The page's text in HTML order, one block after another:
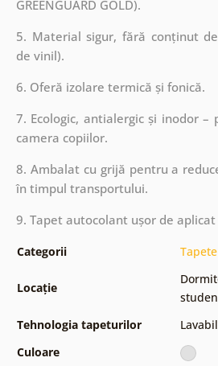
GREENGUARD GOLD).
5. Material sigur, fără conținut
de vinil).
6. Oferă izolare termică și fonică.
7. Ecologic, antialergic și inodor
camera copiilor.
8. Ambalat cu grijă pentru a
în timpul transportului.
9. Tapet autocolant ușor de
Categorii
Locație
Tehnologia tapeturilor
Culoare